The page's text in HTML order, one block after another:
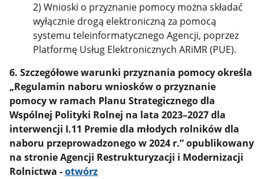
2) Wnioski o przyznanie pomocy można składać
wyłącznie drogą elektroniczną za pomocą
systemu teleinformatycznego Agencji, poprzez
Platformę Usług Elektronicznych ARiMR (PUE).
6. Szczegółowe warunki przyznania pomocy określa
„Regulamin naboru wniosków o przyznanie
pomocy w ramach Planu Strategicznego dla
Wspólnej Polityki Rolnej na lata 2023–2027 dla
interwencji I.11 Premie dla młodych rolników dla
naboru przeprowadzonego w 2024 r.” opublikowany
na stronie Agencji Restrukturyzacji i Modernizacji
Rolnictwa -otwórz